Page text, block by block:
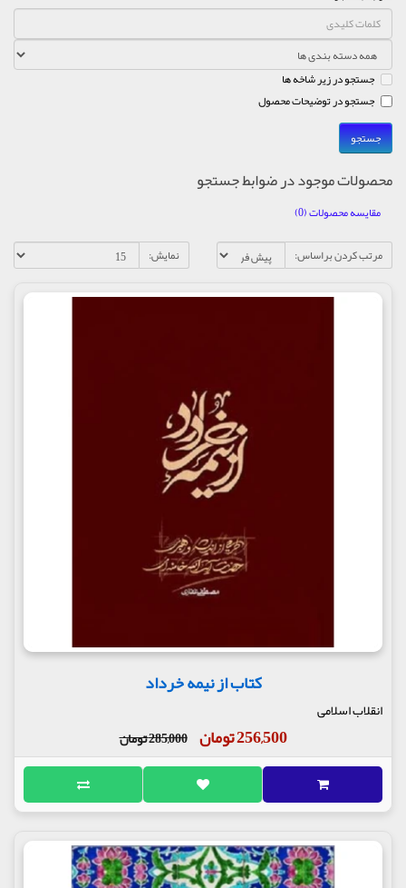
جستجو در زیر شاخه ها
جستجو در توضیحات محصول
محصولات موجود در ضوابط جستجو
مقایسه محصولات (0)
مرتب کردن براساس:
نمایش:
کتاب از نیمه خرداد
انقلاب اسلامی
256,500 تومان 285,000 تومان